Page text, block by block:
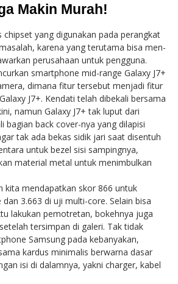
Makin Murah!
yang digunakan pada perangkat
karena yang terutama bisa men-
perusahaan untuk pengguna.
smartphone mid-range Galaxy J7+
dimana fitur tersebut menjadi fitur
J7+. Kendati telah dibekali bersama
namun Galaxy J7+ tak luput dari
bagian back cover-nya yang dilapisi
tak ada bekas sidik jari saat disentuh
untuk bezel sisi sampingnya,
material metal untuk menimbulkan
kita mendapatkan skor 866 untuk
3.663 di uji multi-core. Selain bisa
lakukan pemotretan, bokehnya juga
tersimpan di galeri. Tak tidak
Samsung pada kebanyakan,
kardus minimalis berwarna dasar
isi di dalamnya, yakni charger, kabel